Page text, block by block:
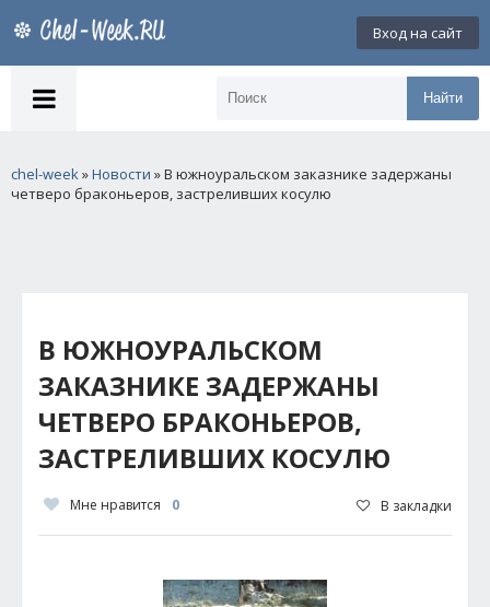
Вход на сайт
Найти
chel-week»Новости » В южноуральском заказнике задержаны
четверо браконьеров, застреливших косулю
В ЮЖНОУРАЛЬСКОМ
ЗАКАЗНИКЕ ЗАДЕРЖАНЫ
ЧЕТВЕРО БРАКОНЬЕРОВ,
ЗАСТРЕЛИВШИХ КОСУЛЮ
Мне нравится 0 В закладки